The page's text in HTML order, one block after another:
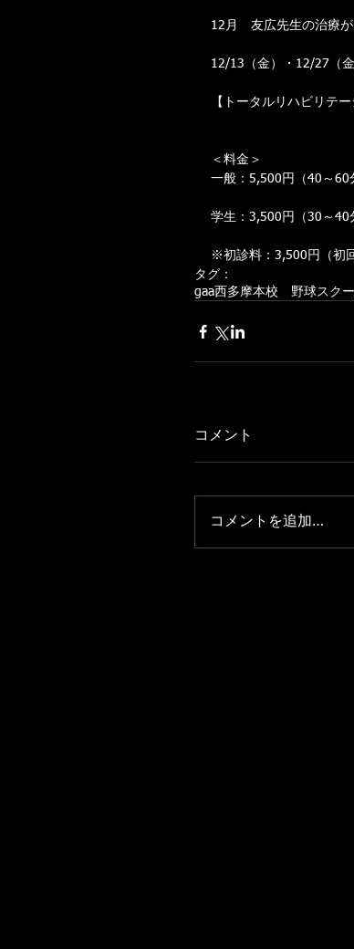
12月　友広先生の治療
12/13（金）・12/27（
【トータルリハビリテ
＜料金＞
一般：5,500円（40～60
学生：3,500円（30～40
※初診料：3,500円（初
タグ：
gaa西多摩本校 野球スク
コメント
コメントを追加…